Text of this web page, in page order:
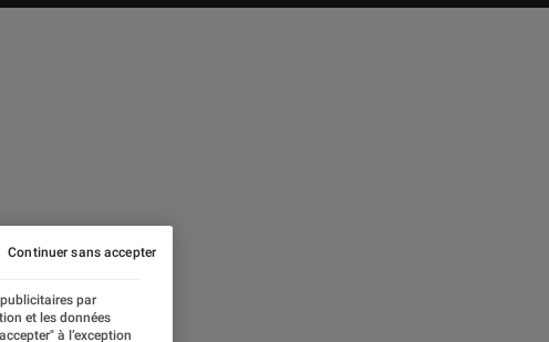
par
et les données
à l’exception
Continuer sans accepter